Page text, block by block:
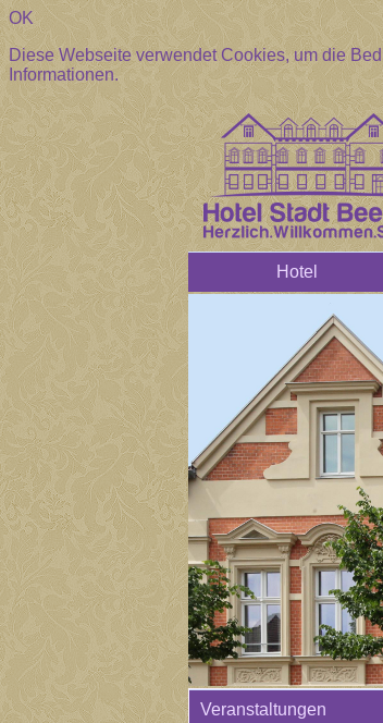
OK
Diese Webseite verwendet Cookies, um die
Informationen.
Hotel
Veranstaltungen